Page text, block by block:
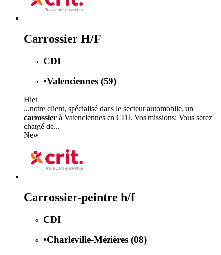
Carrossier H/F
CDI
•Valenciennes (59)
Hier
...notre client, spécialisé dans le secteur automobile, un
carrossier à Valenciennes en CDI. Vos missions: Vous serez
chargé de...
New
Carrossier-peintre h/f
CDI
•Charleville-Mézières (08)